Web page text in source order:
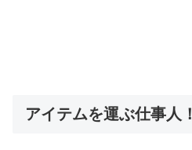
アイテムを運ぶ仕事